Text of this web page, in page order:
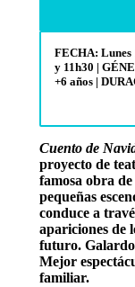
FECHA: Lunes
y 11h30 |
+6 años |
Cuento de
proyecto de
famosa obra
pequeñas
conduce a
apariciones de
futuro.
Mejor
familiar.